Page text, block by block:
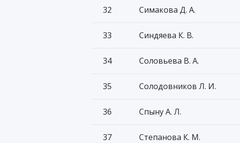
32 Симакова Д. А.
33 Синдяева К. В.
34 Соловьева В. А.
35 Солодовников Л. И.
36 Спыну А. Л.
37 Степанова К. М.